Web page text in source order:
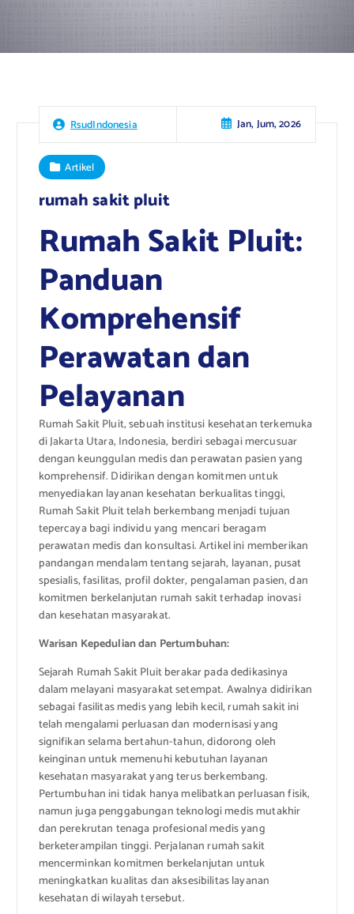
RsudIndonesia Jan, Jum, 2026
Artikel
rumah sakit pluit
Rumah Sakit Pluit:
Panduan
Komprehensif
Perawatan dan
Pelayanan
Rumah Sakit Pluit, sebuah institusi kesehatan terkemuka
di Jakarta Utara, Indonesia, berdiri sebagai mercusuar
dengan keunggulan medis dan perawatan pasien yang
komprehensif. Didirikan dengan komitmen untuk
menyediakan layanan kesehatan berkualitas tinggi,
Rumah Sakit Pluit telah berkembang menjadi tujuan
tepercaya bagi individu yang mencari beragam
perawatan medis dan konsultasi. Artikel ini memberikan
pandangan mendalam tentang sejarah, layanan, pusat
spesialis, fasilitas, profil dokter, pengalaman pasien, dan
komitmen berkelanjutan rumah sakit terhadap inovasi
dan kesehatan masyarakat.
Warisan Kepedulian dan Pertumbuhan:
Sejarah Rumah Sakit Pluit berakar pada dedikasinya
dalam melayani masyarakat setempat. Awalnya didirikan
sebagai fasilitas medis yang lebih kecil, rumah sakit ini
telah mengalami perluasan dan modernisasi yang
signifikan selama bertahun-tahun, didorong oleh
keinginan untuk memenuhi kebutuhan layanan
kesehatan masyarakat yang terus berkembang.
Pertumbuhan ini tidak hanya melibatkan perluasan fisik,
namun juga penggabungan teknologi medis mutakhir
dan perekrutan tenaga profesional medis yang
berketerampilan tinggi. Perjalanan rumah sakit
mencerminkan komitmen berkelanjutan untuk
meningkatkan kualitas dan aksesibilitas layanan
kesehatan di wilayah tersebut.